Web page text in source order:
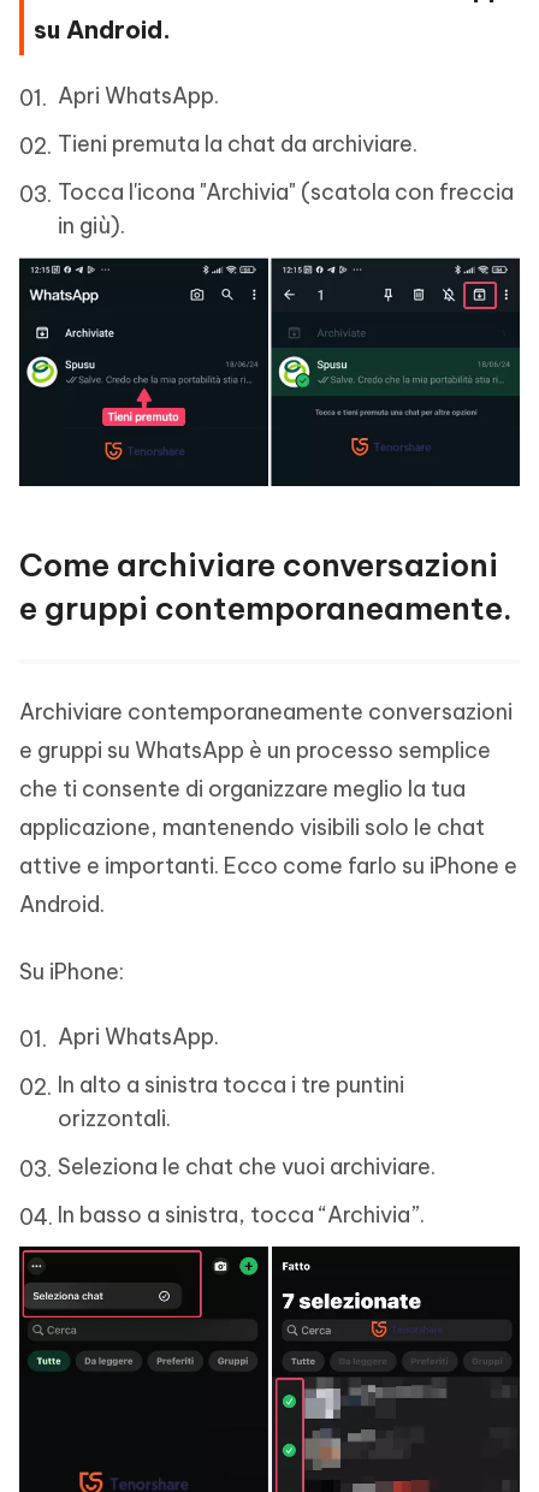
su Android.
Apri WhatsApp.
Tieni premuta la chat da archiviare.
Tocca l'icona "Archivia" (scatola con freccia
in giù).
Come archiviare conversazioni
e gruppi contemporaneamente.
Archiviare contemporaneamente conversazioni
e gruppi su WhatsApp è un processo semplice
che ti consente di organizzare meglio la tua
applicazione, mantenendo visibili solo le chat
attive e importanti. Ecco come farlo su iPhone e
Android.
Su iPhone:
Apri WhatsApp.
In alto a sinistra tocca i tre puntini
orizzontali.
Seleziona le chat che vuoi archiviare.
In basso a sinistra, tocca “Archivia”.